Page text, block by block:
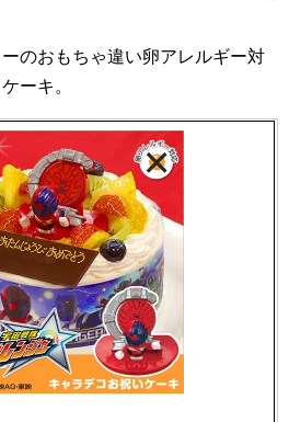
のおもちゃ違い卵アレルギー対
ーキ。